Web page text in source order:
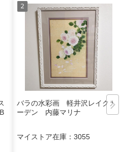
バラの水彩画 軽井沢レイクガ
ーデン 内藤マリナ
マイストア在庫： 3055